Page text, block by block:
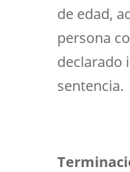
de edad,
persona
declarado
sentencia.